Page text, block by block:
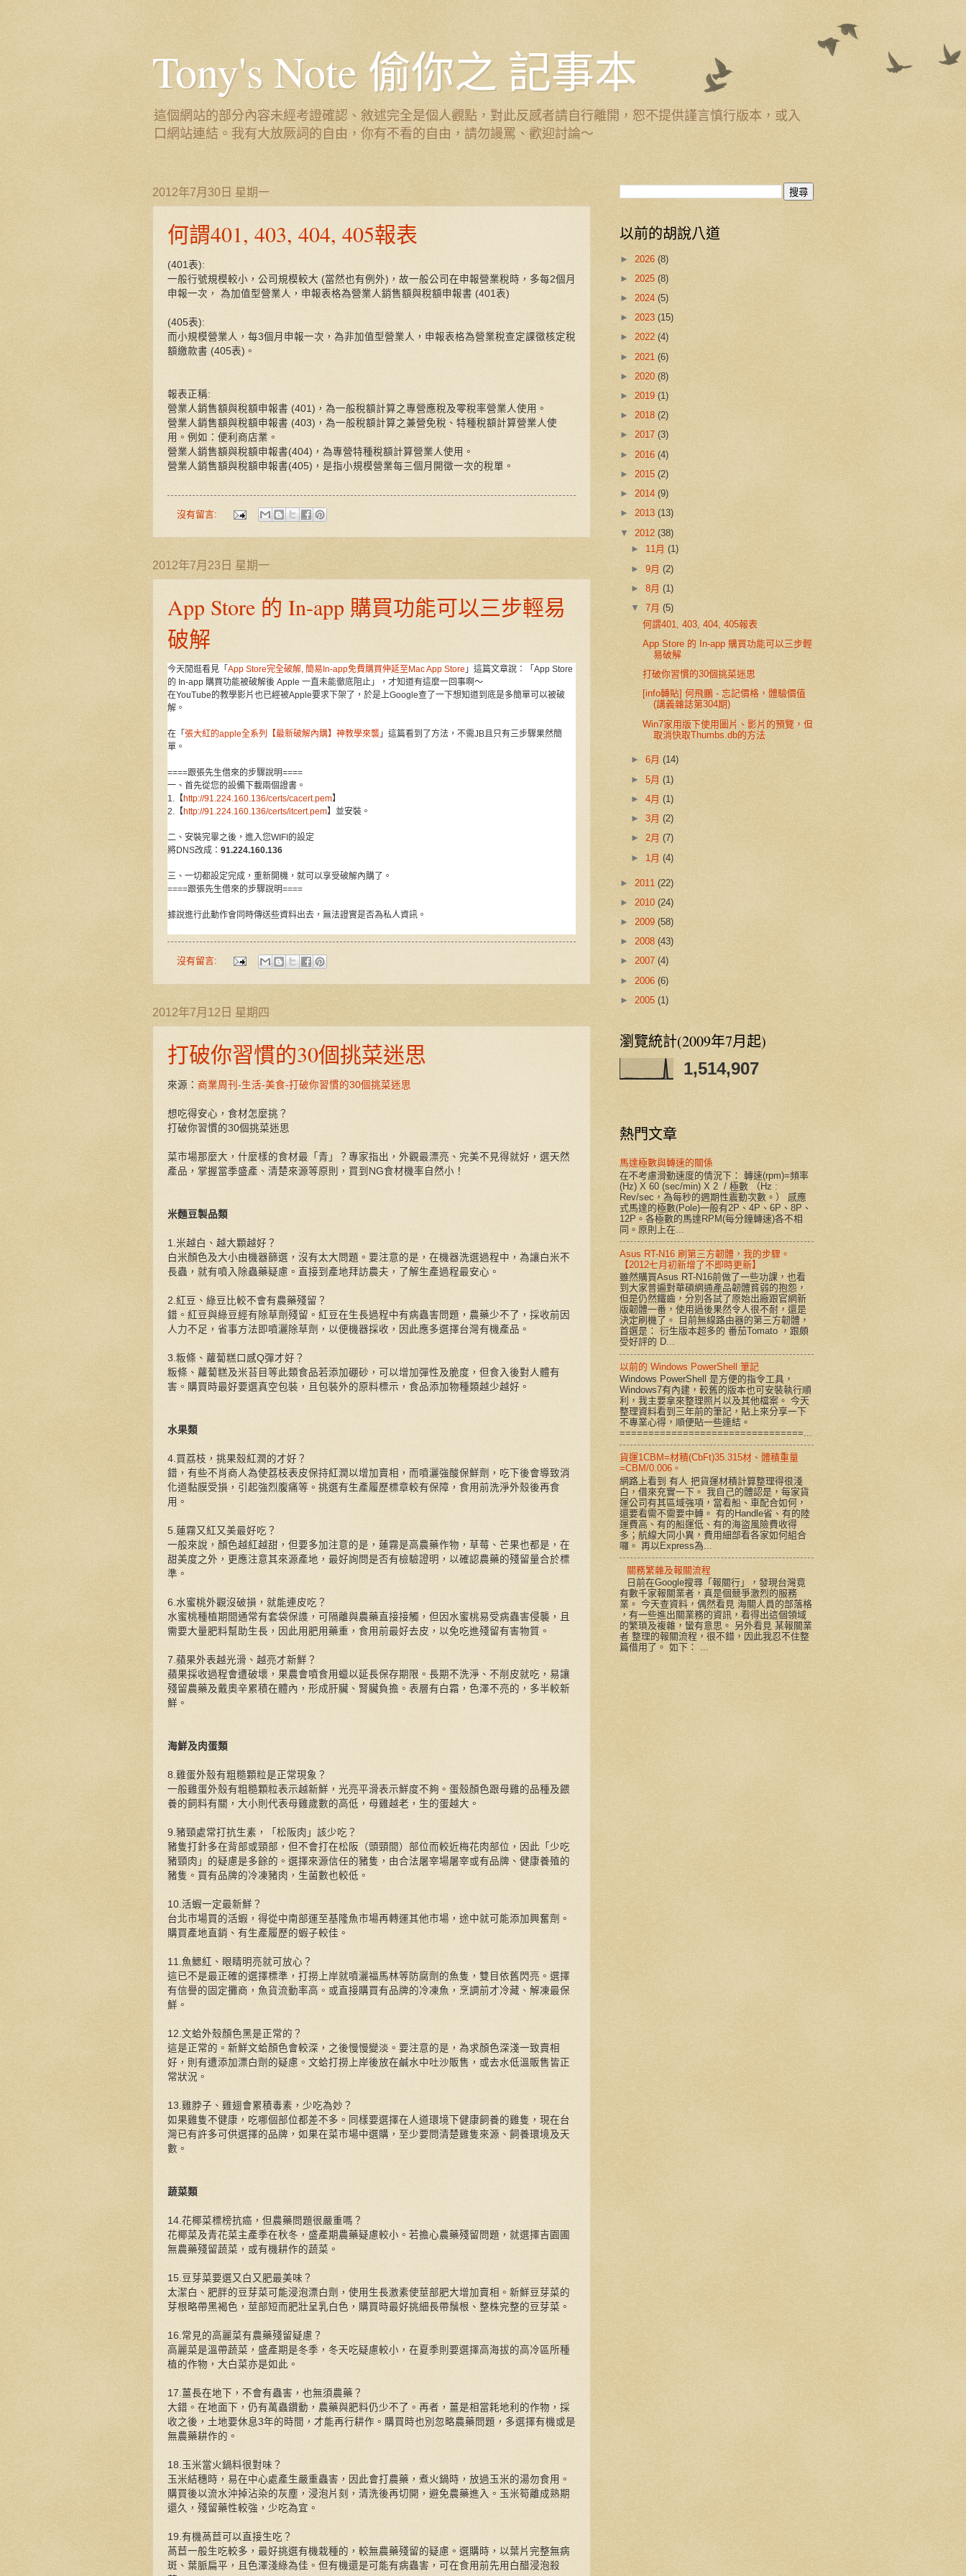
Tony's Note 偷你之 記事本
這個網站的部分內容未經考證確認、敘述完全是個人觀點，對此反感者請自行離開，恕不提供謹言慎行版本，或入
口網站連結。我有大放厥詞的自由，你有不看的自由，請勿謾罵、歡迎討論～
2012年7月30日 星期一
何謂401, 403, 404, 405報表
(401表):
一般行號規模較小，公司規模較大 (當然也有例外)，故一般公司在申報營業稅時，多每2個月
申報一次， 為加值型營業人，申報表格為營業人銷售額與稅額申報書 (401表)
(405表):
而小規模營業人，每3個月申報一次，為非加值型營業人，申報表格為營業稅查定課徵核定稅
額繳款書 (405表)。
報表正稱:
營業人銷售額與稅額申報書 (401)，為一般稅額計算之專營應稅及零稅率營業人使用。
營業人銷售額與稅額申報書 (403)，為一般稅額計算之兼營免稅、特種稅額計算營業人使
用。例如：便利商店業。
營業人銷售額與稅額申報書(404)，為專營特種稅額計算營業人使用。
營業人銷售額與稅額申報書(405)，是指小規模營業每三個月開徵一次的稅單。
沒有留言:
2012年7月23日 星期一
App Store 的 In-app 購買功能可以三步輕易
破解
今天閒逛看見「 App Store完全破解, 簡易In-app免費購買伸延至Mac App Store 」這篇文章說：「App Store
的 In-app 購買功能被破解後 Apple 一直未能徹底阻止」，才知道有這麼一回事啊～
在YouTube的教學影片也已經被Apple要求下架了，於是上Google查了一下想知道到底是多簡單可以被破
解。
在「 張大紅的apple全系列【最新破解內購】神教學來襲 」這篇看到了方法，不需JB且只有三步驟果然簡
單。
====跟張先生借來的步驟說明====
一、首先從您的設備下載兩個證書。
1.【http://91.224.160.136/certs/cacert.pem】
2.【http://91.224.160.136/certs/itcert.pem】並安裝。
二、安裝完畢之後，進入您WIFI的設定
將DNS改成： 91.224.160.136
三、一切都設定完成，重新開機，就可以享受破解內購了。
====跟張先生借來的步驟說明====
據說進行此動作會同時傳送些資料出去，無法證實是否為私人資訊。
沒有留言:
2012年7月12日 星期四
打破你習慣的30個挑菜迷思
來源： 商業周刊-生活-美食-打破你習慣的30個挑菜迷思
想吃得安心，食材怎麼挑？
打破你習慣的30個挑菜迷思
菜市場那麼大，什麼樣的食材最「青」？專家指出，外觀最漂亮、完美不見得就好，選天然
產品，掌握當季盛產、清楚來源等原則，買到NG食材機率自然小！
米麵豆製品類
1.米越白、越大顆越好？
白米顏色及大小由機器篩選，沒有太大問題。要注意的是，在機器洗選過程中，為讓白米不
長蟲，就有噴入除蟲藥疑慮。直接到產地拜訪農夫，了解生產過程最安心。
2.紅豆、綠豆比較不會有農藥殘留？
錯。紅豆與綠豆經有除草劑殘留。紅豆在生長過程中有病蟲害問題，農藥少不了，採收前因
人力不足，省事方法即噴灑除草劑，以便機器採收，因此應多選擇台灣有機產品。
3.粄條、蘿蔔糕口感Q彈才好？
粄條、蘿蔔糕及米苔目等此類食品若添加硼砂，可以增加彈性及脆度，但食入後對人體有
害。購買時最好要選真空包裝，且包裝外的原料標示，食品添加物種類越少越好。
水果類
4.買荔枝，挑果殼紅潤的才好？
錯，有些不肖商人為使荔枝表皮保持紅潤以增加賣相，而噴灑強酸保鮮劑，吃下後會導致消
化道黏膜受損，引起強烈腹痛等。挑選有生產履歷標章較有保障，食用前洗淨外殼後再食
用。
5.蓮霧又紅又美最好吃？
一般來說，顏色越紅越甜，但要多加注意的是，蓮霧是高農藥作物，草莓、芒果也都是，在
甜美度之外，更應注意其來源產地，最好詢問是否有檢驗證明，以確認農藥的殘留量合於標
準。
6.水蜜桃外觀沒破損，就能連皮吃？
水蜜桃種植期間通常有套袋保謢，可隔離與農藥直接接觸，但因水蜜桃易受病蟲害侵襲，且
需要大量肥料幫助生長，因此用肥用藥重，食用前最好去皮，以免吃進殘留有害物質。
7.蘋果外表越光滑、越亮才新鮮？
蘋果採收過程會遭破壞，果農會噴食用蠟以延長保存期限。長期不洗淨、不削皮就吃，易讓
殘留農藥及戴奧辛累積在體內，形成肝臟、腎臟負擔。表層有白霜，色澤不亮的，多半較新
鮮。
海鮮及肉蛋類
8.雞蛋外殼有粗糙顆粒是正常現象？
一般雞蛋外殼有粗糙顆粒表示越新鮮，光亮平滑表示鮮度不夠。蛋殼顏色跟母雞的品種及餵
養的飼料有關，大小則代表母雞歲數的高低，母雞越老，生的蛋越大。
9.豬頸處常打抗生素，「松阪肉」該少吃？
豬隻打針多在背部或頸部，但不會打在松阪（頭頸間）部位而較近梅花肉部位，因此「少吃
豬頸肉」的疑慮是多餘的。選擇來源信任的豬隻，由合法屠宰場屠宰或有品牌、健康養殖的
豬隻。買有品牌的冷凍豬肉，生菌數也較低。
10.活蝦一定最新鮮？
台北市場買的活蝦，得從中南部運至基隆魚市場再轉運其他市場，途中就可能添加興奮劑。
購買產地直銷、有生產履歷的蝦子較佳。
11.魚鰓紅、眼睛明亮就可放心？
這已不是最正確的選擇標準，打撈上岸就噴灑福馬林等防腐劑的魚隻，雙目依舊閃亮。選擇
有信譽的固定攤商，魚貨流動率高。或直接購買有品牌的冷凍魚，烹調前才冷藏、解凍最保
鮮。
12.文蛤外殼顏色黑是正常的？
這是正常的。新鮮文蛤顏色會較深，之後慢慢變淡。要注意的是，為求顏色深淺一致賣相
好，則有遭添加漂白劑的疑慮。文蛤打撈上岸後放在鹹水中吐沙販售，或去水低溫販售皆正
常狀況。
13.雞脖子、雞翅會累積毒素，少吃為妙？
如果雞隻不健康，吃哪個部位都差不多。同樣要選擇在人道環境下健康飼養的雞隻，現在台
灣已有許多可供選擇的品牌，如果在菜市場中選購，至少要問清楚雞隻來源、飼養環境及天
數。
蔬菜類
14.花椰菜標榜抗癌，但農藥問題很嚴重嗎？
花椰菜及青花菜主產季在秋冬，盛產期農藥疑慮較小。若擔心農藥殘留問題，就選擇吉園圃
無農藥殘留蔬菜，或有機耕作的蔬菜。
15.豆芽菜要選又白又肥最美味？
太潔白、肥胖的豆芽菜可能浸泡漂白劑，使用生長激素使莖部肥大增加賣相。新鮮豆芽菜的
芽根略帶黑褐色，莖部短而肥壯呈乳白色，購買時最好挑細長帶鬚根、整株完整的豆芽菜。
16.常見的高麗菜有農藥殘留疑慮？
高麗菜是溫帶蔬菜，盛產期是冬季，冬天吃疑慮較小，在夏季則要選擇高海拔的高冷區所種
植的作物，大白菜亦是如此。
17.薑長在地下，不會有蟲害，也無須農藥？
大錯。在地面下，仍有萬蟲鑽動，農藥與肥料仍少不了。再者，薑是相當耗地利的作物，採
收之後，土地要休息3年的時間，才能再行耕作。購買時也別忽略農藥問題，多選擇有機或是
無農藥耕作的。
18.玉米當火鍋料很對味？
玉米結穗時，易在中心處產生嚴重蟲害，因此會打農藥，煮火鍋時，放過玉米的湯勿食用。
購買後以流水沖掉沾染的灰塵，浸泡片刻，清洗後再切開，避免農藥進入。玉米筍離成熟期
還久，殘留藥性較強，少吃為宜。
19.有機萵苣可以直接生吃？
萵苣一般生吃較多，最好挑選有機栽種的，較無農藥殘留的疑慮。選購時，以葉片完整無病
斑、葉脈扁平，且色澤淺綠為佳。但有機還是可能有病蟲害，可在食用前先用白醋浸泡殺
以前的胡說八道
► 2026 (8)
► 2025 (8)
► 2024 (5)
► 2023 (15)
► 2022 (4)
► 2021 (6)
► 2020 (8)
► 2019 (1)
► 2018 (2)
► 2017 (3)
► 2016 (4)
► 2015 (2)
► 2014 (9)
► 2013 (13)
▼ 2012 (38)
► 11月(1)
►9月(2)
►8月(1)
▼7月(5)
何謂401, 403, 404, 405報表
App Store 的 In-app 購買功能可以三步輕
易破解
打破你習慣的30個挑菜迷思
[info轉貼] 何飛鵬 - 忘記價格，體驗價值
(講義雜誌第304期)
Win7家用版下使用圖片、影片的預覽，但
取消快取Thumbs.db的方法
►6月(14)
►5月(1)
►4月(1)
►3月(2)
►2月(7)
► 1月(4)
► 2011 (22)
► 2010 (24)
► 2009 (58)
► 2008 (43)
► 2007 (4)
► 2006 (6)
► 2005 (1)
瀏覽統計(2009年7月起)
1,514,907
熱門文章
馬達極數與轉速的關係
在不考慮滑動速度的情況下： 轉速(rpm)=頻率
(Hz) X 60 (sec/min) X 2 / 極數 （Hz :
Rev/sec，為每秒的週期性震動次數。） 感應
式馬達的極數(Pole)一般有2P、4P、6P、8P、
12P。各極數的馬達RPM(每分鐘轉速)各不相
同。原則上在...
Asus RT-N16 刷第三方韌體，我的步驟。
【2012七月初新增了不即時更新】
雖然購買Asus RT-N16前做了一些功課，也看
到大家普遍對華碩網通產品韌體貧弱的抱怨，
但是仍然鐵齒，分別各試了原始出廠跟官網新
版韌體一番，使用過後果然令人很不耐，還是
決定刷機了。 目前無線路由器的第三方韌體，
首選是： 衍生版本超多的 番茄Tomato ，跟頗
受好評的 D...
以前的 Windows PowerShell 筆記
Windows PowerShell 是方便的指令工具，
Windows7有內建，較舊的版本也可安裝執行順
利，我主要拿來整理照片以及其他檔案。 今天
整理資料看到三年前的筆記，貼上來分享一下
不專業心得，順便貼一些連結。
================================...
貨運1CBM=材積(CbFt)35.315材、體積重量
=CBM/0.006。
網路上看到 有人 把貨運材積計算整理得很淺
白，借來充實一下。 我自己的體認是，每家貨
運公司有其區域強項，當看船、車配合如何，
還要看需不需要中轉。 有的Handle省、有的陸
運費高、有的船運低、有的海盜風險費收得
多；航線大同小異，費用細部看各家如何組合
囉。 再以Express為...
關務繁雜及報關流程
日前在Google搜尋「報關行」，發現台灣竟
有數千家報關業者，真是個競爭激烈的服務
業。 今天查資料，偶然看見 海關人員的部落格
，有一些進出關業務的資訊，看得出這個領域
的繁瑣及複雜，蠻有意思。 另外看見 某報關業
者 整理的報關流程，很不錯，因此我忍不住整
篇借用了。 如下： ...